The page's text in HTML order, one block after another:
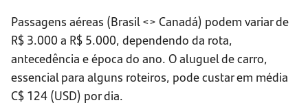
Passagens aéreas (Brasil <> Canadá) podem variar de
R$ 3.000 a R$ 5.000, dependendo da rota,
antecedência e época do ano. O aluguel de carro,
essencial para alguns roteiros, pode custar em média
C$ 124 (USD) por dia.